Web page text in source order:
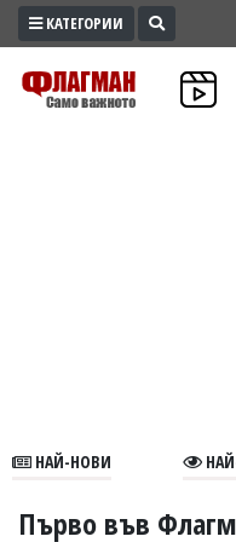
ПРОМО
ЗОНА
В
КАТЕГОРИИ
НАЙ-НОВИ
Първо във